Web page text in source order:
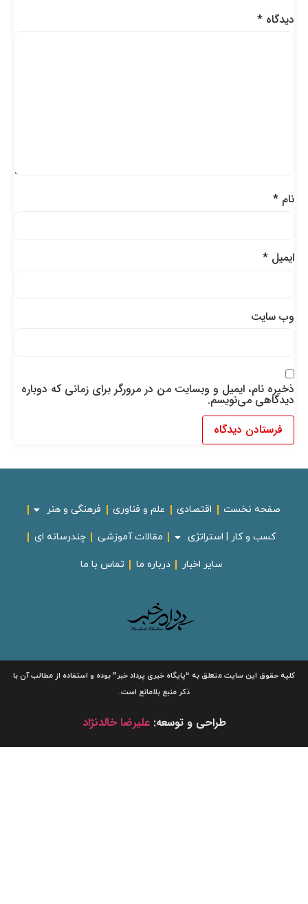
دیدگاه*
نام*
ایمیل*
وب‌ سایت
ذخیره نام، ایمیل و وبسایت من در مرورگر برای زمانی که دوباره
دیدگاهی می‌نویسم.
صفحه نخست اقتصادی علم و فناوری فرهنگی و هنر
کسب و کار | استراتژی مقالات آموزشی چندرسانه ای
سایر اخبار درباره ما تماس با ما
کلیه حقوق این سایت متعلق به“پایگاه خبریپرداد خبر”بوده و استفاده از مطالب آن با
ذکر منبع بلامانع است.
طراحی و توسعه:علیرضا خالدنژاد